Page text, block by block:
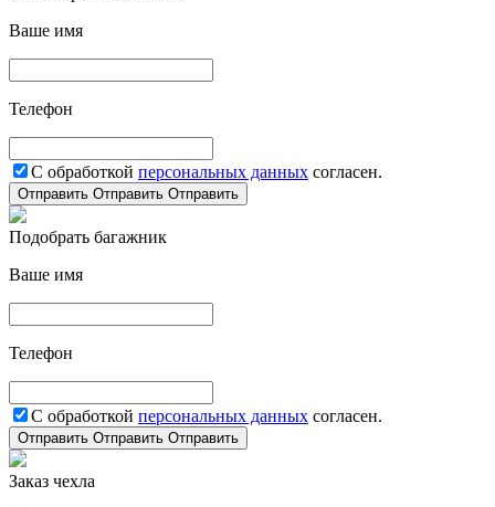
Ваше имя
Телефон
С обработкой персональных данных согласен.
Отправить Отправить Отправить
Подобрать багажник
Ваше имя
Телефон
С обработкой персональных данных согласен.
Отправить Отправить Отправить
Заказ чехла